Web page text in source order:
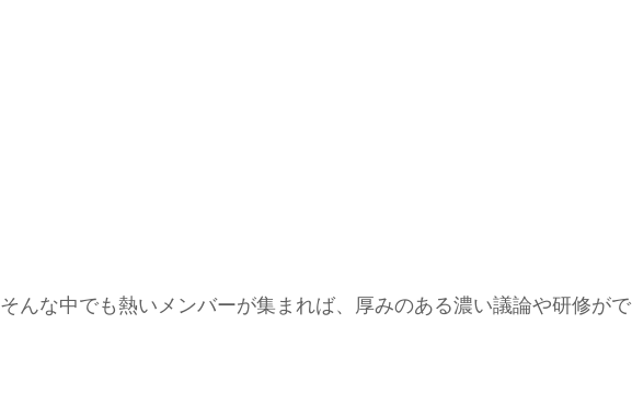
そんな中でも熱いメンバーが集まれば、厚みのある濃い議論や研修がで